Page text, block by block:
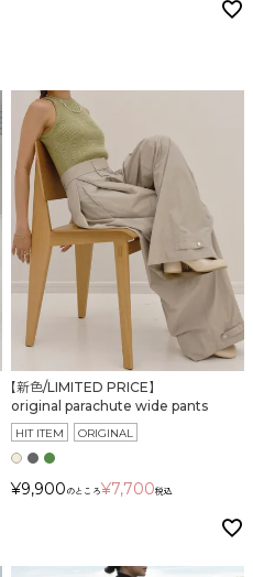
【新色/LIMITED PRICE】
original parachute wide pants
HIT ITEM ORIGINAL
¥9,900 のところ¥7,700税込